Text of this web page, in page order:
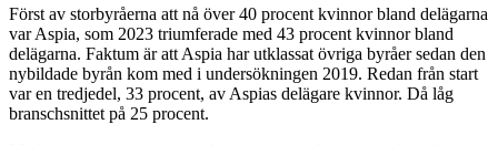
Först av storbyråerna att nå över 40 procent kvinnor bland delägarna
var Aspia, som 2023 triumferade med 43 procent kvinnor bland
delägarna. Faktum är att Aspia har utklassat övriga byråer sedan den
nybildade byrån kom med i undersökningen 2019. Redan från start
var en tredjedel, 33 procent, av Aspias delägare kvinnor. Då låg
branschsnittet på 25 procent.